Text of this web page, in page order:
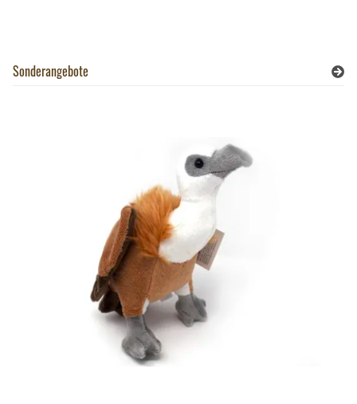
Sonderangebote